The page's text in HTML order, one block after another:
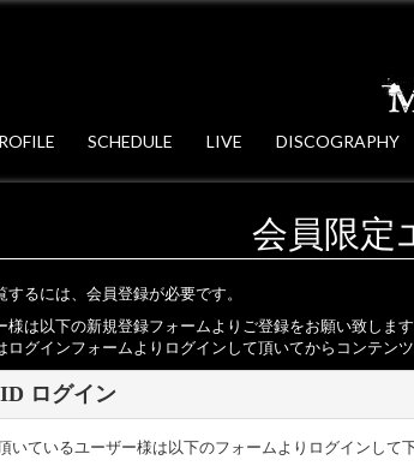
SCHEDULE LIVE DISCOGRAPHY
会員限定
するには、会員登録が必要です。
様は以下の新規登録フォームよりご登録をお願い致します
ログインフォームよりログインして頂いてからコンテンツ
ログイン
いているユーザー様は以下のフォームよりログインして下